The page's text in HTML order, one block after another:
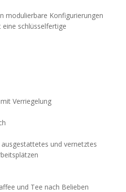
modulierbare Konfigurierungen
schlüsselfertige
Verriegelung
und vernetztes
und Tee nach Belieben